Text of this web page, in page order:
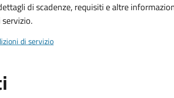
di scadenze, requisiti e altre
di servizio